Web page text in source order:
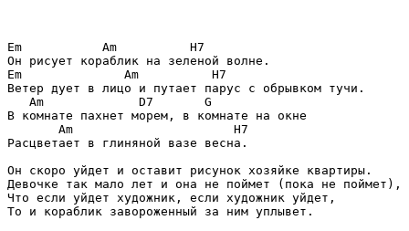
Em           Am          H7
Он рисует кораблик на зеленой волне.
Em              Am          H7
Ветер дует в лицо и путает парус с обрывком тучи.
   Am             D7       G
В комнате пахнет морем, в комнате на окне
       Am                      H7
Расцветает в глиняной вазе весна.
Он скоро уйдет и оставит рисунок хозяйке квартиры.
Девочке так мало лет и она не поймет (пока не поймет),
Что если уйдет художник, если художник уйдет,
То и кораблик завороженный за ним уплывет.